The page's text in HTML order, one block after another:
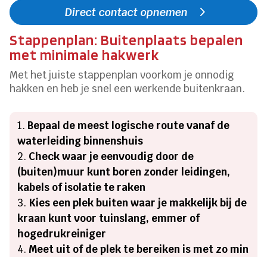
Direct contact opnemen
Stappenplan: Buitenplaats bepalen
met minimale hakwerk
Met het juiste stappenplan voorkom je onnodig
hakken en heb je snel een werkende buitenkraan.
Bepaal de meest logische route vanaf de
waterleiding binnenshuis
Check waar je eenvoudig door de
(buiten)muur kunt boren zonder leidingen,
kabels of isolatie te raken
Kies een plek buiten waar je makkelijk bij de
kraan kunt voor tuinslang, emmer of
hogedrukreiniger
Meet uit of de plek te bereiken is met zo min